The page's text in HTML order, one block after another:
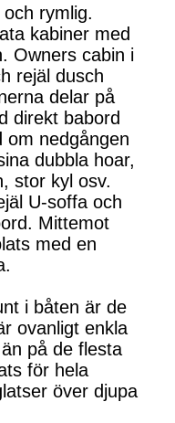
rymlig.
kabiner med
Owners cabin i
rejäl dusch
delar på
direkt babord
om nedgången
dubbla hoar,
stor kyl osv.
U-soffa och
Mittemot
med en
i båten är de
ovanligt enkla
på de flesta
för hela
över djupa